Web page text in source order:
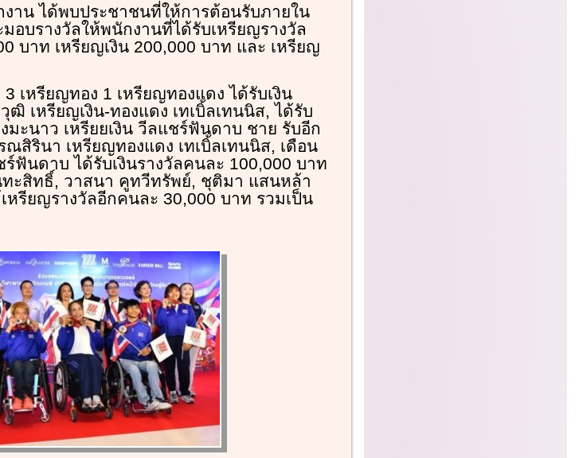
าน ได้พบประชาชนที่ให้การต้อนรับภายใน
อบรางวัลให้พนักงานที่ได้รับเหรียญรางวัล
บาท เหรียญเงิน 200,000 บาท และ เหรียญ
เหรียญทอง 1 เหรียญทองแดง ได้รับเงิน
เหรียญเงิน-ทองแดง เทเบิ้ลเทนนิส, ได้รับ
มะนาว เหรียยเงิน วีลแชร์ฟันดาบ ชาย รับอีก
สิรินา เหรียญทองแดง เทเบิ้ลเทนนิส, เดือน
ฟันดาบ ได้รับเงินรางวัลคนละ 100,000 บาท
ะสิทธิ์, วาสนา คูทวีทรัพย์, ชุติมา แสนหล้า
รียญรางวัลอีกคนละ 30,000 บาท รวมเป็น